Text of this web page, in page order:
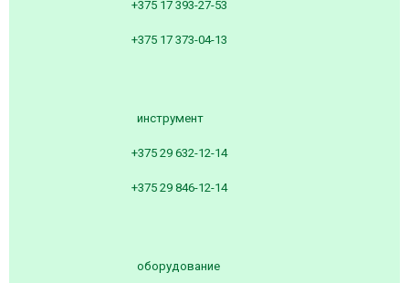
+375 17 393-27-53
+375 17 373-04-13
инструмент
+375 29 632-12-14
+375 29 846-12-14
оборудование